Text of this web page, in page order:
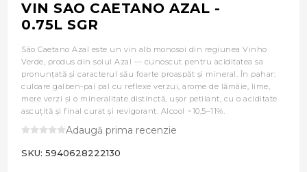
VIN SAO CAETANO AZAL -
0.75L SGR
São Caetano Azal este un vin alb monosoi din regiunea Vinho
Verde, produs din soiul Azal — cunoscut pentru aciditatea sa
pronunțată și caracterul său foarte proaspăt și mineral. În pahar:
culoare galben-pai pal cu reflexe verzui, arome de lămâie, lime,
mere verzi și o mineralitate distinctă, ușor petilant, cu o aciditate
ascuțită și final curat și revigorant. Alcool ~10,5–11%.
Adaugă prima recenzie
SKU: 5940628222130